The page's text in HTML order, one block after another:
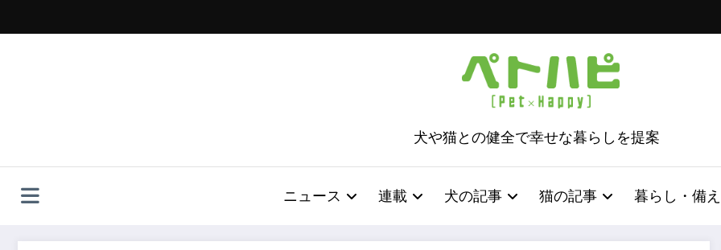
ッ
犬や猫との健全で幸せな暮らしを提案
ニュース 連載 犬の記事 猫の記事 暮らし・備え